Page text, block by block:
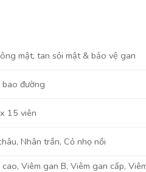
mật, tan sỏi mật & bảo vệ gan
đường
15 viên
,Nhân trần,Cỏ nhọ nồi
cao,Viêm gan B,Viêm gan cấp,